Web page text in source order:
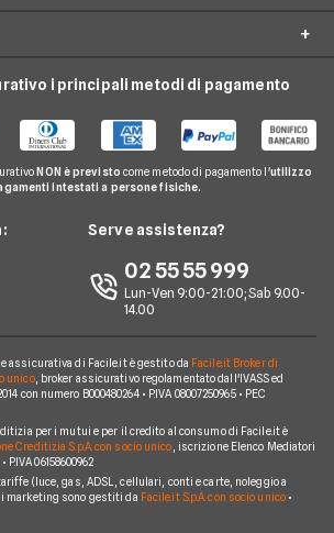
Partita Iva
Telefonia
i principali metodi di pagamento
NON è previsto come metodo di pagamento l'utilizzo
intestati a persone fisiche.
Serve assistenza?
02 55 55 999
Lun-Ven 9:00-21:00; Sab 9.00-
14.00
assicurativa di Facile.it è gestito da Facile.it Broker di
unico, broker assicurativo regolamentato dall'IVASS ed
con numero B000480264 • P.IVA 08007250965 • PEC
per i mutui e per il credito al consumo di Facile.it è
Creditizia S.p.A. con socio unico , iscrizione Elenco Mediatori
06158600962
(luce, gas, ADSL, cellulari, conti e carte, noleggio a
marketing sono gestiti da Facile.it S.p.A. con socio unico•